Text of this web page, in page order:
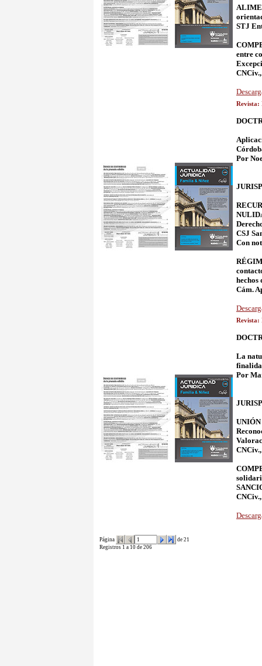
STJ
entre
Revista:
Por
CSJ
Con
Cám.
Revista:
La
Por
Página
de 21
Registros 1 a 10 de 206